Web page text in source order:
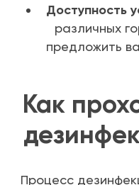
Доступность
различных
предложить
Как
Процесс